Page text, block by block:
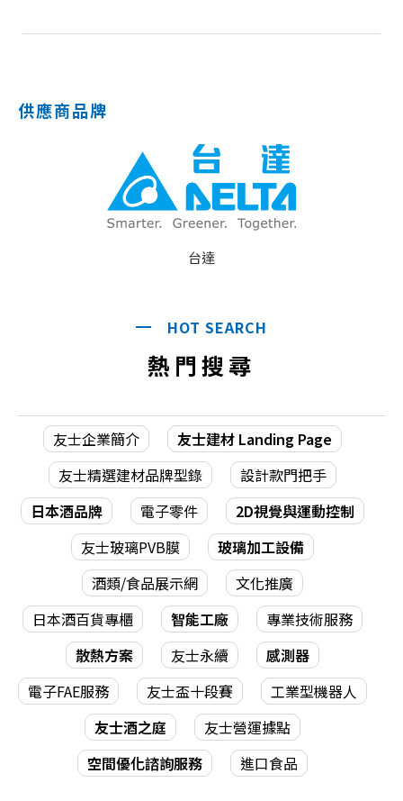
供應商品牌
台達
HOT SEARCH
熱門搜尋
友士企業簡介
友士建材 Landing Page
友士精選建材品牌型錄
設計款門把手
日本酒品牌
電子零件
2D視覺與運動控制
友士玻璃PVB膜
玻璃加工設備
酒類/食品展示網
文化推廣
日本酒百貨專櫃
智能工廠
專業技術服務
散熱方案
友士永續
感測器
電子FAE服務
友士盃十段賽
工業型機器人
友士酒之庭
友士營運據點
空間優化諮詢服務
進口食品